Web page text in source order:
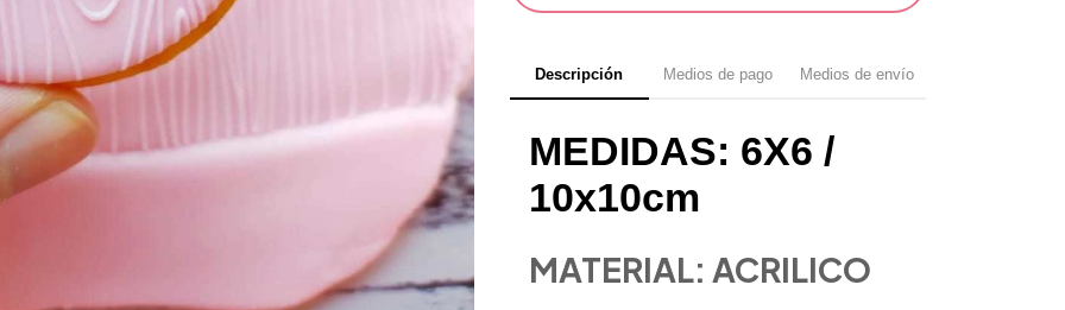
Descripción Medios de pago Medios de envío
MEDIDAS: 6X6 /
10x10cm
MATERIAL: ACRILICO